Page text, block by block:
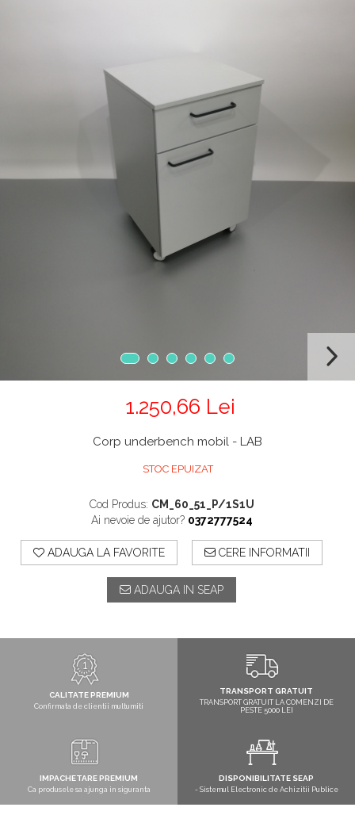
Uscatoare de sticlarie
Dulapuri De Laborator/Corpuri
Dulapuri la sol
Mobilier Pentru Autolaborator
1.250,66 Lei
Corp underbench mobil - LAB
STOC EPUIZAT
Cod Produs: CM_60_51_P/1S1U
Ai nevoie de ajutor? 0372777524
ADAUGA LA FAVORITE CERE INFORMATII
ADAUGA IN SEAP
CALITATE PREMIUM
Confirmata de clientii multumiti
TRANSPORT GRATUIT
TRANSPORT GRATUIT LA COMENZI DE
PESTE 5000 LEI
IMPACHETARE PREMIUM
Ca produsele sa ajunga in siguranta
DISPONIBILITATE SEAP
- Sistemul Electronic de Achizitii Publice